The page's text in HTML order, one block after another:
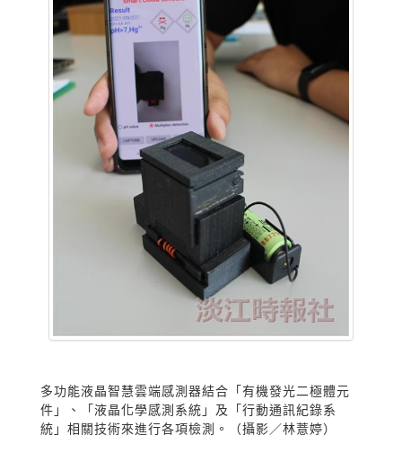
多功能液晶智慧雲端感測器結合「有機發光二極體元
件」、「液晶化學感測系統」及「行動通訊紀錄系
統」相關技術來進行各項檢測。（攝影／林薏婷）